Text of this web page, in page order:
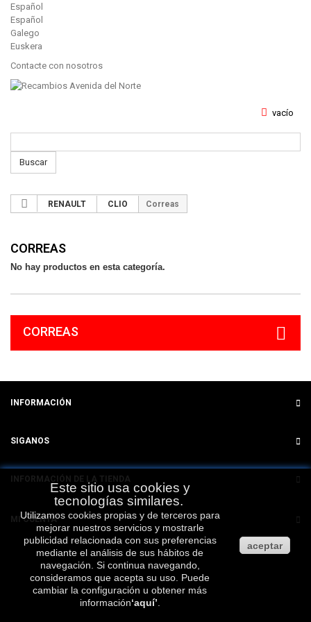
Español
Español
Galego
Euskera
Contacte con nosotros
vacío
Buscar
RENAULT CLIO Correas
CORREAS
No hay productos en esta categoría.
CORREAS
INFORMACIÓN
Este sitio usa cookies y
tecnologías similares.
Utilizamos cookies propias y de terceros para
mejorar nuestros servicios y mostrarle
publicidad relacionada con sus preferencias
mediante el análisis de sus hábitos de
navegación. Si continua navegando,
consideramos que acepta su uso. Puede
cambiar la configuración u obtener más
información‘aquí’
aceptar
SIGANOS
INFORMACIÓN DE LA TIENDA
MI CUENTA